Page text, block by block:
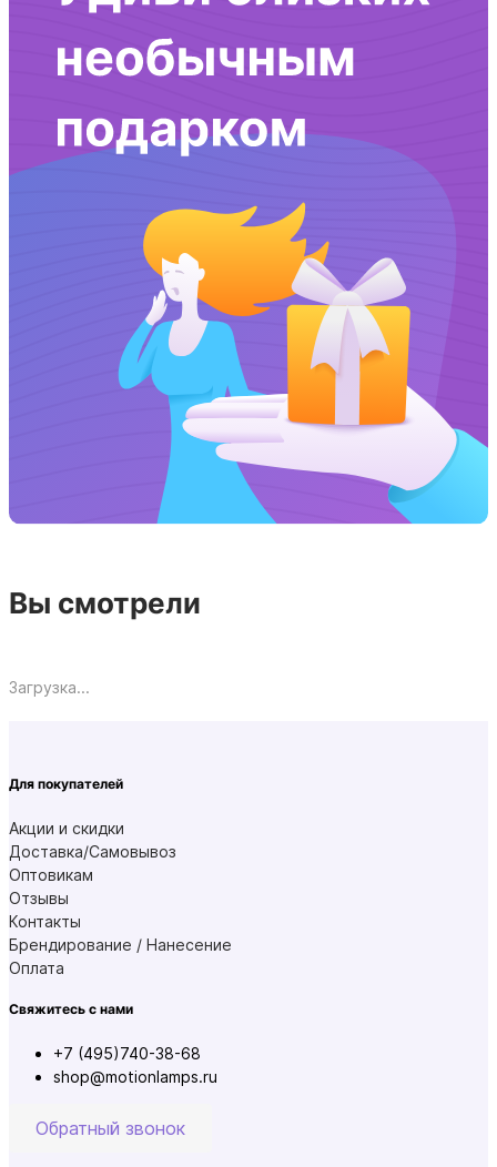
Вы смотрели
Загрузка...
Для покупателей
Акции и скидки
Доставка/Самовывоз
Оптовикам
Отзывы
Контакты
Брендирование / Нанесение
Оплата
Свяжитесь с нами
+7 (495)740-38-68
shop@motionlamps.ru
Обратный звонок